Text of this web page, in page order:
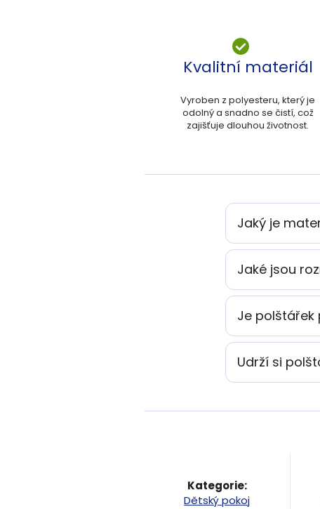
Kvalitní materiál
Vyroben z polyesteru, který je
odolný a snadno se čistí, což
zajišťuje dlouhou životnost.
Jaký je
Jaké jsou
Je polštářek
Udrží si
Kategorie:
Dětský pokoj